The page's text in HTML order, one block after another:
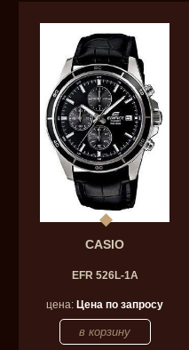
CASIO
EFR 526L-1A
цена: Цена по запросу